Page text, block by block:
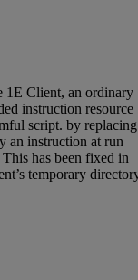
1E Client, an ordinary
instruction resource
script. by
an instruction at run
has been fixed in
temporary